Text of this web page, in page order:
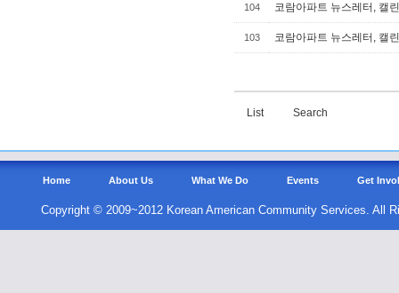
104 코람아파트 뉴스레터, 캘
103 코람아파트 뉴스레터, 캘
List Search
Home About Us What We Do Events Get
Copyright © 2009~2012 Korean American Community Services. All